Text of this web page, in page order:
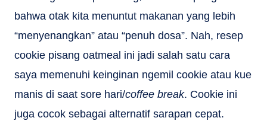
bahwa otak kita menuntut makanan yang lebih
“menyenangkan” atau “penuh dosa”. Nah, resep
cookie pisang oatmeal ini jadi salah satu cara
saya memenuhi keinginan ngemil cookie atau kue
manis di saat sore hari/coffee break. Cookie ini
juga cocok sebagai alternatif sarapan cepat.